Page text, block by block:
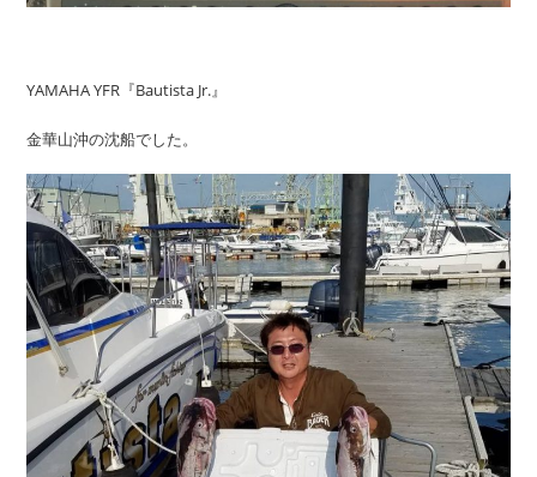
YAMAHA YFR『Bautista Jr.』
金華山沖の沈船でした。